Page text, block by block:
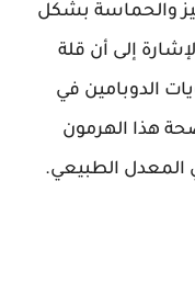
والحماسة بشكل
إلى أن قلة
الدوبامين في
هذا الهرمون
المعدل الطبيعي.